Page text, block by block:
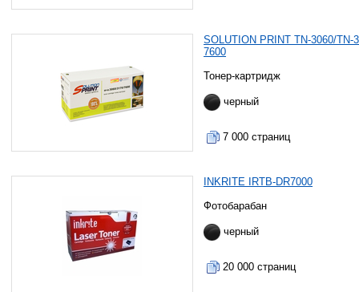
SOLUTION PRINT TN-3060/TN-
7600
Тонер-картридж
черный
7 000 страниц
INKRITE IRTB-DR7000
Фотобарабан
черный
20 000 страниц